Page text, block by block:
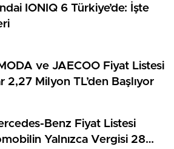
IONIQ 6 Türkiye’de: İşte
ve JAECOO Fiyat Listesi
2,27 Milyon TL’den Başlıyor
Benz Fiyat Listesi
Yalnızca Vergisi 28